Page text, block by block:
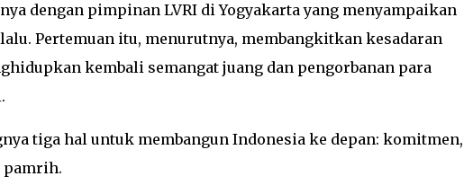
dengan pimpinan LVRI di Yogyakarta yang menyampaikan
Pertemuan itu, menurutnya, membangkitkan kesadaran
kembali semangat juang dan pengorbanan para
tiga hal untuk membangun Indonesia ke depan: komitmen,
pamrih.